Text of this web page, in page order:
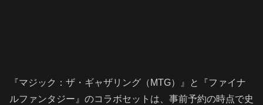
『マジック：ザ・ギャザリング（MTG）』と『ファイナ
ルファンタジー』のコラボセットは、事前予約の時点で史